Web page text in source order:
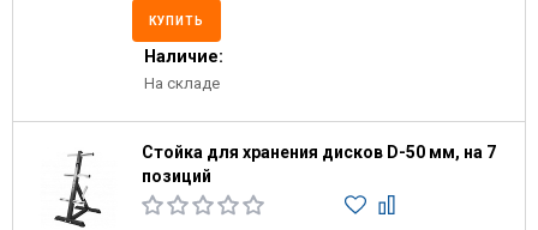
КУПИТЬ
Наличие:
На складе
Стойка для хранения дисков D-50 мм, на 7
позиций